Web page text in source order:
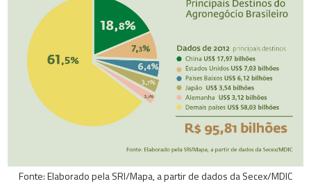
Fonte: Elaborado pela SRI/Mapa, a partir de dados da Secex/MDIC